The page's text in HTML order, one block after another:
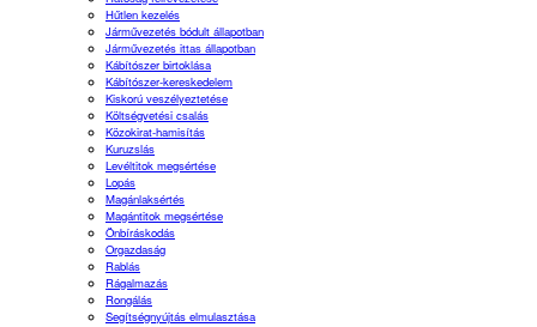
Hűtlen kezelés
Járművezetés bódult állapotban
Járművezetés ittas állapotban
Kábítószer birtoklása
Kábítószer-kereskedelem
Kiskorú veszélyeztetése
Költségvetési csalás
Közokirat-hamisítás
Kuruzslás
Levéltitok megsértése
Lopás
Magánlaksértés
Magántitok megsértése
Önbíráskodás
Orgazdaság
Rablás
Rágalmazás
Rongálás
Segítségnyújtás elmulasztása